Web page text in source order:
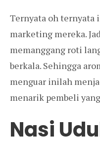
Ternyata oh ternyata
marketing mereka.
memanggang roti
berkala. Sehingga
menguar inilah
menarik pembeli
Nasi